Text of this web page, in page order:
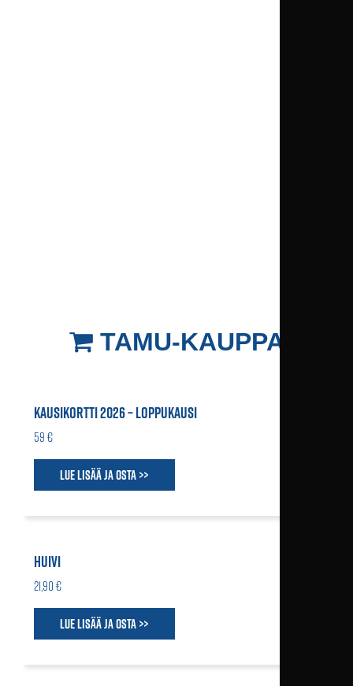
TAMU-KAUPPA
KAUSIKORTTI 2026 – LOPPUKAUSI
59 €
Lue lisää ja osta >>
HUIVI
21,90 €
Lue lisää ja osta >>